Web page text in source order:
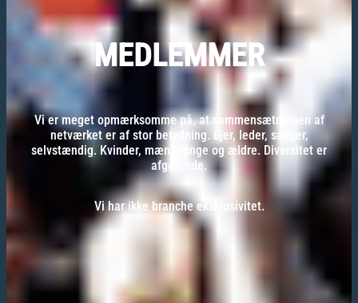
MEDLEMMER
Vi er meget opmærksomme på, at sammensætningen af
netværket er af stor betydning. Ejer, leder, sælger,
selvstændig. Kvinder, mænd, unge og ældre. Diversitet er
afgørende.
Vi har ikke branche eksklusivitet.